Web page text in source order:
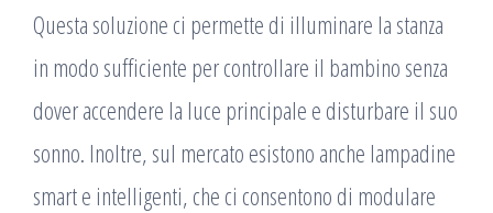
Questa soluzione ci permette di illuminare la stanza
in modo sufficiente per controllare il bambino senza
dover accendere la luce principale e disturbare il suo
sonno. Inoltre, sul mercato esistono anche lampadine
smart e intelligenti, che ci consentono di modulare